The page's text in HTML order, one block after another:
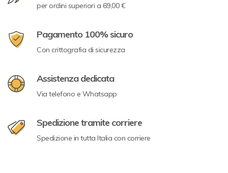
per ordini superiori a 69,00 €
Pagamento 100% sicuro
Con crittografia di sicurezza
Assistenza dedicata
Via telefono e Whatsapp
Spedizione tramite corriere
Spedizione in tutta Italia con corriere